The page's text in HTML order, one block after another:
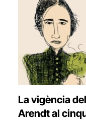
La vigència
Arendt al